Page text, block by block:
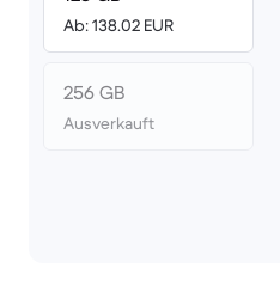
Ab: 138.02 EUR
256 GB
Ausverkauft